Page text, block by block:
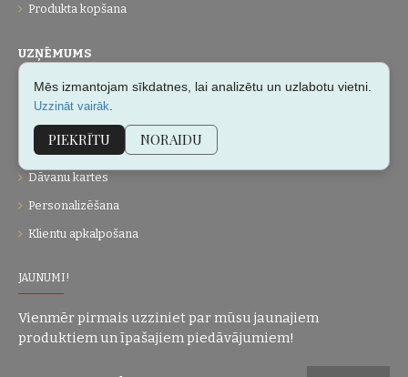
Produkta kopšana
UZŅĒMUMS
Par mums
Vietnes karte
Dāvanu kartes
Personalizēšana
Klientu apkalpošana
JAUNUMI!
Vienmēr pirmais uzziniet par mūsu jaunajiem
produktiem un īpašajiem piedāvājumiem!
Mēs izmantojam sīkdatnes, lai analizētu un uzlabotu vietni.
Uzzināt vairāk
PIEKRĪTU NORAIDU